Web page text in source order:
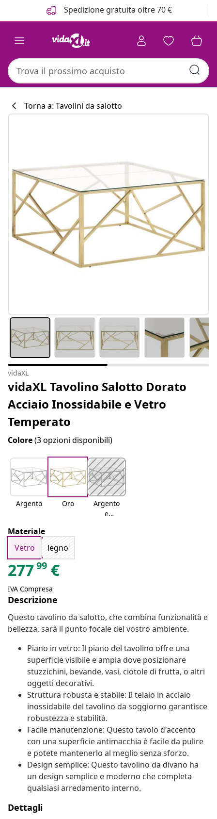
Spedizione gratuita oltre 70 €
Torna a: Tavolini da salotto
vidaXL
vidaXL Tavolino Salotto Dorato
Acciaio Inossidabile e Vetro
Temperato
Colore(3 opzioni disponibili)
Argento Oro
Argento
e
Materiale
Vetro
legno
27799 €
IVA Compresa
Descrizione
Questo tavolino da salotto, che combina funzionalità e
bellezza, sarà il punto focale del vostro ambiente.
Piano in vetro: Il piano del tavolino offre una
superficie visibile e ampia dove posizionare
stuzzichini, bevande, vasi, ciotole di frutta, o altri
oggetti decorativi.
Struttura robusta e stabile: Il telaio in acciaio
inossidabile del tavolino da soggiorno garantisce
robustezza e stabilità.
Facile manutenzione: Questo tavolo d'accento
con una superficie antimacchia è facile da pulire
e potete mantenerlo al meglio senza sforzo.
Design semplice: Questo tavolino da divano ha
un design semplice e moderno che completa
qualsiasi arredamento interno.
Dettagli